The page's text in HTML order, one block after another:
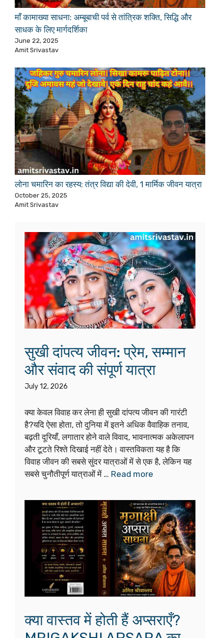
माँ कामाख्या साधना: अम्बूबाची पर्व से तांत्रिक शक्ति, सिद्धि और
साधक के लिए मार्गदर्शिका
June 22, 2025
Amit Srivastav
लोना चमारिन का रहस्य: तंत्र विद्या की देवी, 1 मार्मिक जीवन यात्रा
October 25, 2025
Amit Srivastav
सुखी दांपत्य जीवन: प्रेम, सम्मान
और संवाद की संपूर्ण यात्रा
July 12, 2026
क्या केवल विवाह कर लेना ही सुखी दांपत्य जीवन की गारंटी
है?यदि ऐसा होता, तो दुनिया में इतने अधिक वैवाहिक तनाव,
बढ़ती दूरियाँ, लगातार होने वाले विवाद, भावनात्मक अकेलापन
और टूटते रिश्ते दिखाई नहीं देते। वास्तविकता यह है कि
विवाह जीवन की सबसे सुंदर यात्राओं में से एक है, लेकिन यह
सबसे चुनौतीपूर्ण यात्राओं में … Read more
क्या वास्तव में होती हैं अप्सराएँ?